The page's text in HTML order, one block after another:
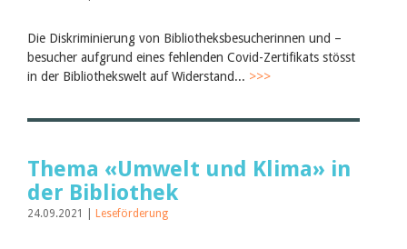
Die Diskriminierung von Bibliotheksbesucherinnen und –
besucher aufgrund eines fehlenden Covid-Zertifikats stösst
in der Bibliothekswelt auf Widerstand... >>>
Thema «Umwelt und Klima» in
der Bibliothek
24.09.2021 | Leseförderung